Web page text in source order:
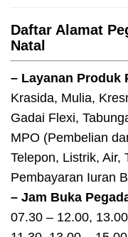
Daftar Alamat
Natal
– Layanan Produk
Krasida, Mulia,
Gadai Flexi,
MPO (Pembelian
Telepon, Listrik, Air,
Pembayaran Iuran
– Jam Buka
07.30 – 12.00,